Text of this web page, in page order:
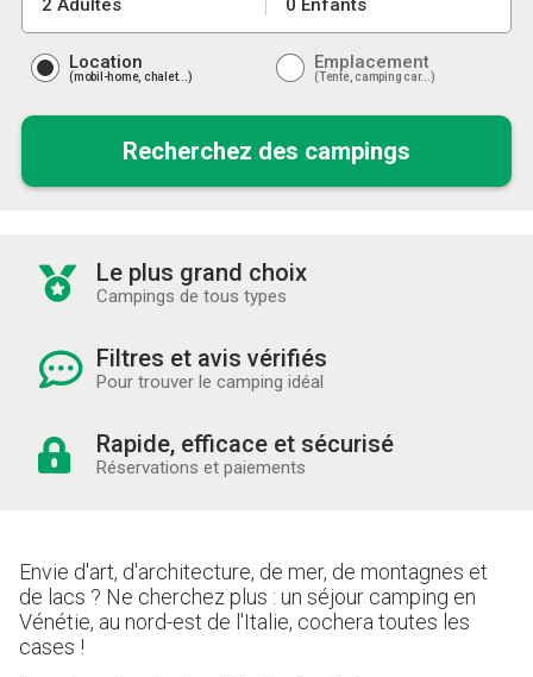
2 Adultes 0 Enfants
Location
mobil-home, chalet...
Emplacement
Tente, camping car...
Recherchez des campings
Le plus grand choix
Campings de tous types
Filtres et avis vérifiés
Pour trouver le camping idéal
Rapide, efficace et sécurisé
Réservations et paiements
Envie d'art, d'architecture, de mer, de montagnes et
de lacs ? Ne cherchez plus : un séjour camping en
Vénétie, au nord-est de l'Italie, cochera toutes les
cases !